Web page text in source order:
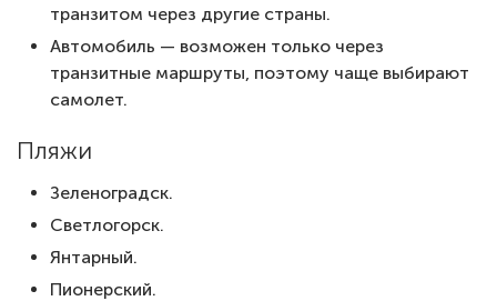
транзитом через другие страны.
Автомобиль — возможен только через
транзитные маршруты, поэтому чаще выбирают
самолет.
Пляжи
Зеленоградск.
Светлогорск.
Янтарный.
Пионерский.